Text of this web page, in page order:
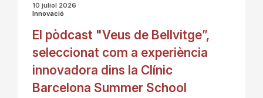
10 juliol 2026
Innovació
El pòdcast "Veus de Bellvitge”,
seleccionat com a experiència
innovadora dins la Clínic
Barcelona Summer School